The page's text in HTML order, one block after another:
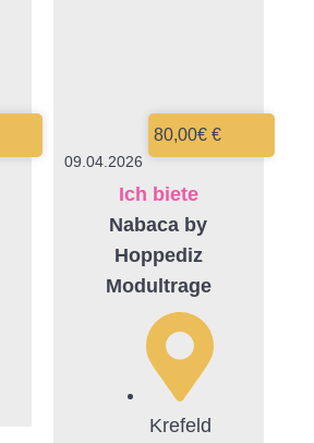
09.04.2026
Ich biete
Nabaca by
Hoppediz
Modultrage
Krefeld
80,00€ €